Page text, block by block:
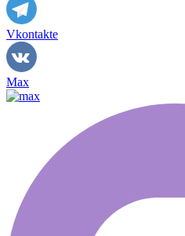
Vkontakte
Max